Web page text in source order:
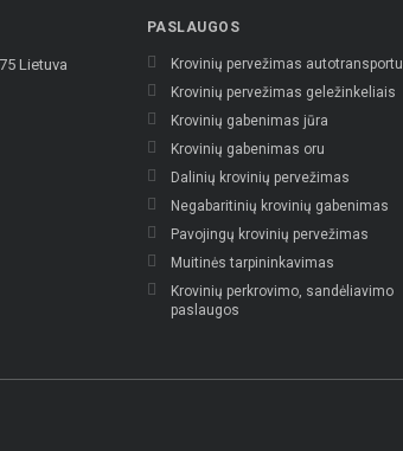
Lietuva
PASLAUGOS
Krovinių pervežimas autotransportu
Krovinių pervežimas geležinkeliais
Krovinių gabenimas jūra
Krovinių gabenimas oru
Dalinių krovinių pervežimas
Negabaritinių krovinių gabenimas
Pavojingų krovinių pervežimas
Muitinės tarpininkavimas
Krovinių perkrovimo, sandėliavimo
paslaugos